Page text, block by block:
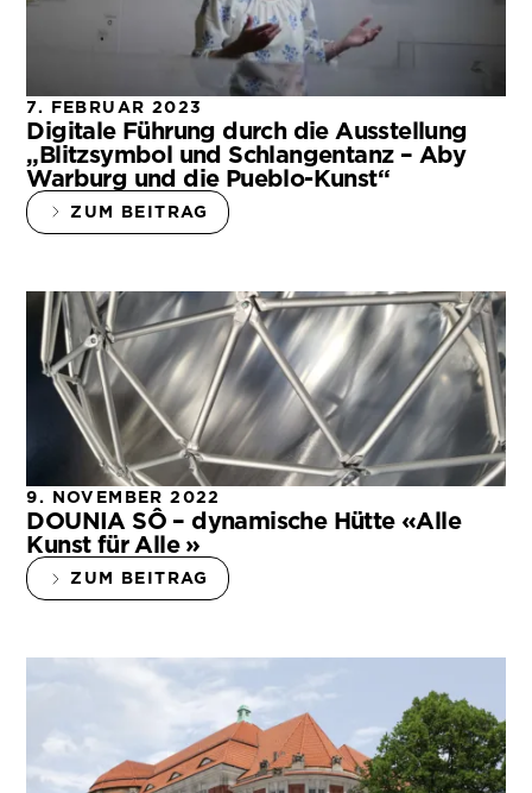
7. FEBRUAR 2023
Digitale Führung durch die Ausstellung
„Blitzsymbol und Schlangentanz – Aby
Warburg und die Pueblo-Kunst“
ZUM BEITRAG
9. NOVEMBER 2022
DOUNIA SÔ – dynamische Hütte «Alle
Kunst für Alle »
ZUM BEITRAG